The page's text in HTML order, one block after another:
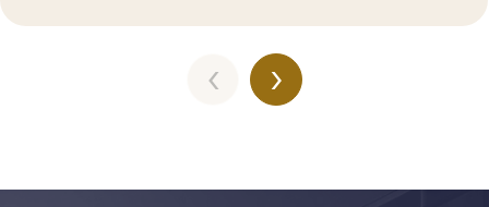
‹ ›